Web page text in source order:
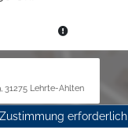
31275 Lehrte-Ahlten
Zustimmung erforderlich